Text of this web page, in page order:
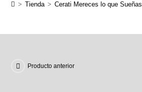
> Tienda > Cerati Mereces lo que Sueñas
Producto anterior